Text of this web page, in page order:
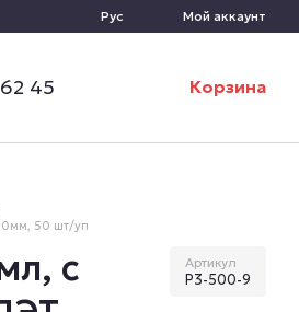
Рус Мой аккаунт
45 Корзина
50 шт/уп
с
Артикул
Р3-500-9